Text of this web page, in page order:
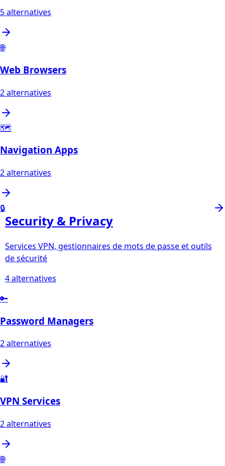
5alternatives
🌐
Web Browsers
2alternatives
🗺️
Navigation Apps
2alternatives
🔒
Security & Privacy
Services VPN, gestionnaires de mots de passe et outils
de sécurité
4alternatives
🔑
Password Managers
2alternatives
🔐
VPN Services
2alternatives
🌐